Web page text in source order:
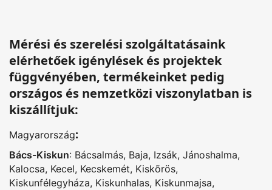
Mérési és szerelési szolgáltatásaink
elérhetőek igénylések és projektek
függvényében, termékeinket pedig
országos és nemzetközi viszonylatban is
kiszállítjuk:
Magyarország:
Bács-Kiskun: Bácsalmás, Baja, Izsák, Jánoshalma,
Kalocsa, Kecel, Kecskemét, Kiskõrös,
Kiskunfélegyháza, Kiskunhalas, Kiskunmajsa,